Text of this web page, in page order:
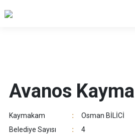
Avanos
Gülşehir
Avanos
Kaymakam :
Osman BİLİCİ
Belediye Sayısı
:
4